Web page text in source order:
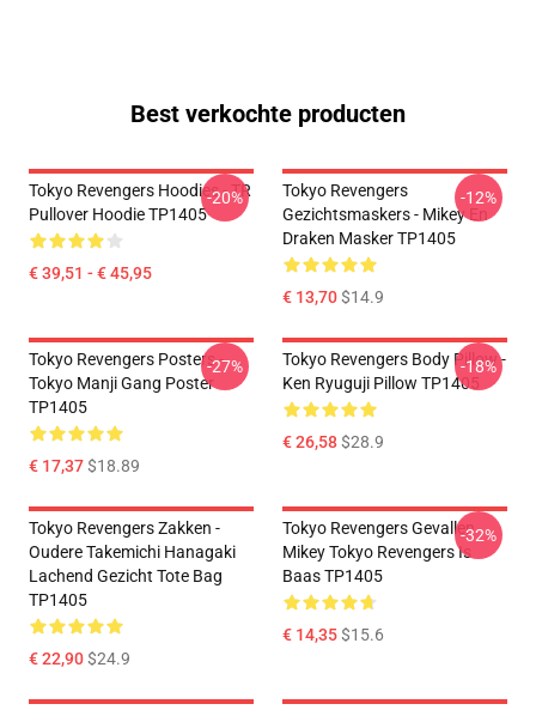
Best verkochte producten
Tokyo Revengers Hoodies - TR
Pullover Hoodie TP1405
€ 39,51 - € 45,95
-20%
Tokyo Revengers
Gezichtsmaskers - Mikey En
Draken Masker TP1405
€ 13,70$14.9
-12%
Tokyo Revengers Posters -
Tokyo Manji Gang Poster
TP1405
€ 17,37$18.89
-27%
Tokyo Revengers Body Pillow -
Ken Ryuguji Pillow TP1405
€ 26,58$28.9
-18%
Tokyo Revengers Zakken -
Oudere Takemichi Hanagaki
Lachend Gezicht Tote Bag
TP1405
€ 22,90$24.9
Tokyo Revengers Gevallen
Mikey Tokyo Revengers Is
Baas TP1405
€ 14,35$15.6
-32%